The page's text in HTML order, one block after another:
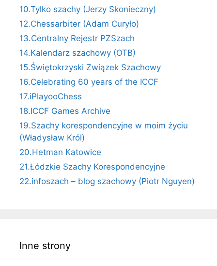
10.Tylko szachy (Jerzy Skonieczny)
12.Chessarbiter (Adam Curyło)
13.Centralny Rejestr PZSzach
14.Kalendarz szachowy (OTB)
15.Świętokrzyski Związek Szachowy
16.Celebrating 60 years of the ICCF
17.iPlayooChess
18.ICCF Games Archive
19.Szachy korespondencyjne w moim życiu
(Władysław Król)
20.Hetman Katowice
21.Łódzkie Szachy Korespondencyjne
22.infoszach – blog szachowy (Piotr Nguyen)
Inne strony